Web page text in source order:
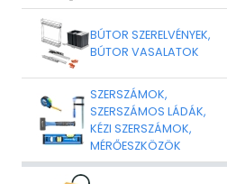
BÚTOR SZERELVÉNYEK,
BÚTOR VASALATOK
SZERSZÁMOK,
SZERSZÁMOS LÁDÁK,
KÉZI SZERSZÁMOK,
MÉRŐESZKÖZÖK